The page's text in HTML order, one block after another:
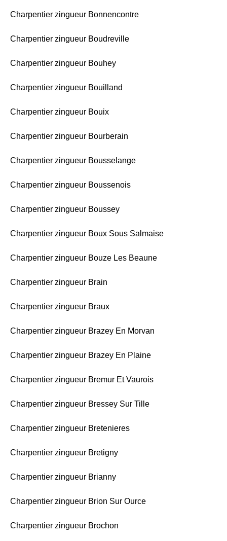
Charpentier zingueur Bonnencontre
Charpentier zingueur Boudreville
Charpentier zingueur Bouhey
Charpentier zingueur Bouilland
Charpentier zingueur Bouix
Charpentier zingueur Bourberain
Charpentier zingueur Bousselange
Charpentier zingueur Boussenois
Charpentier zingueur Boussey
Charpentier zingueur Boux Sous Salmaise
Charpentier zingueur Bouze Les Beaune
Charpentier zingueur Brain
Charpentier zingueur Braux
Charpentier zingueur Brazey En Morvan
Charpentier zingueur Brazey En Plaine
Charpentier zingueur Bremur Et Vaurois
Charpentier zingueur Bressey Sur Tille
Charpentier zingueur Bretenieres
Charpentier zingueur Bretigny
Charpentier zingueur Brianny
Charpentier zingueur Brion Sur Ource
Charpentier zingueur Brochon